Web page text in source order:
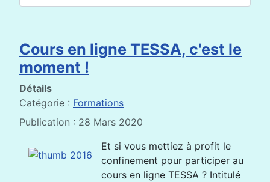
Cours en ligne TESSA, c'est le
moment !
Détails
Catégorie : Formations
Publication : 28 Mars 2020
Et si vous mettiez à profit le
confinement pour participer au
cours en ligne TESSA ? Intitulé